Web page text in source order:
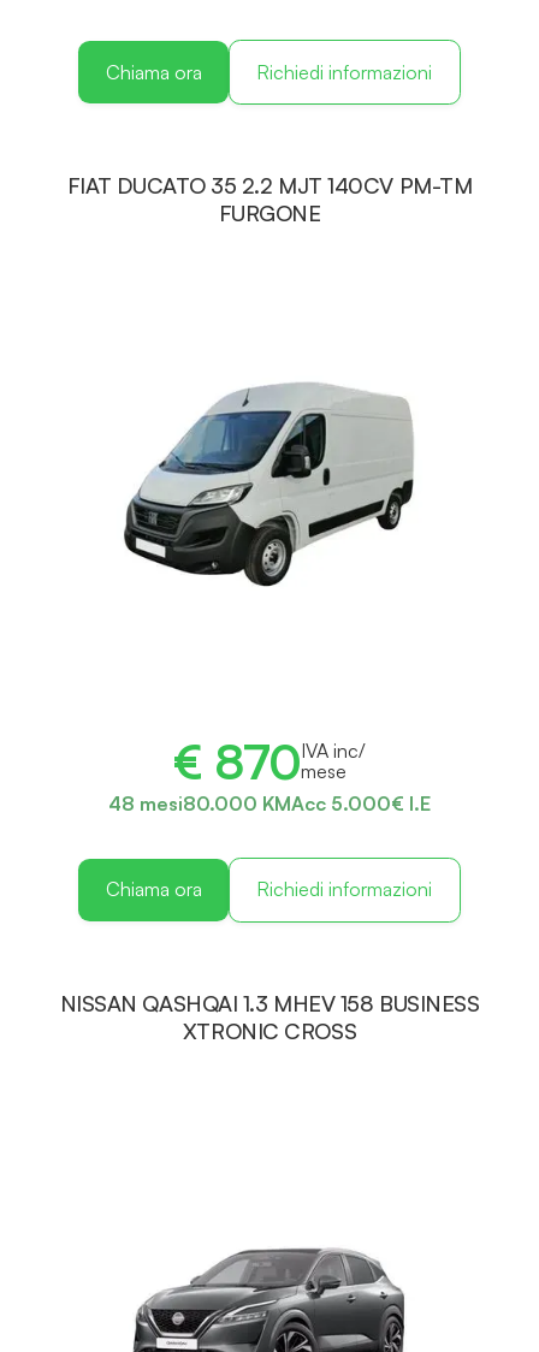
Chiama ora Richiedi informazioni
FIAT DUCATO 35 2.2 MJT 140CV PM-TM
FURGONE
€ 870IVA inc/
mese
48 mesi80.000 KMAcc 5.000€ I.E
Chiama ora Richiedi informazioni
NISSAN QASHQAI 1.3 MHEV 158 BUSINESS
XTRONIC CROSS